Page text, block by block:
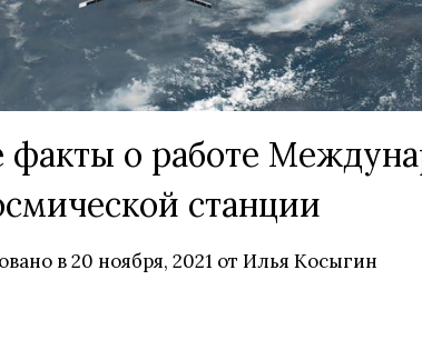
факты о работе
станции
в20 ноября, 2021от Илья Косыгин